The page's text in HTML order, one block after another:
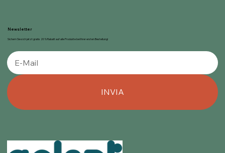
Newsletter
Sichern Sie sich jetzt gratis 20 % Rabatt auf alle Produkte bei Ihrer ersten Bestellung!
INVIA